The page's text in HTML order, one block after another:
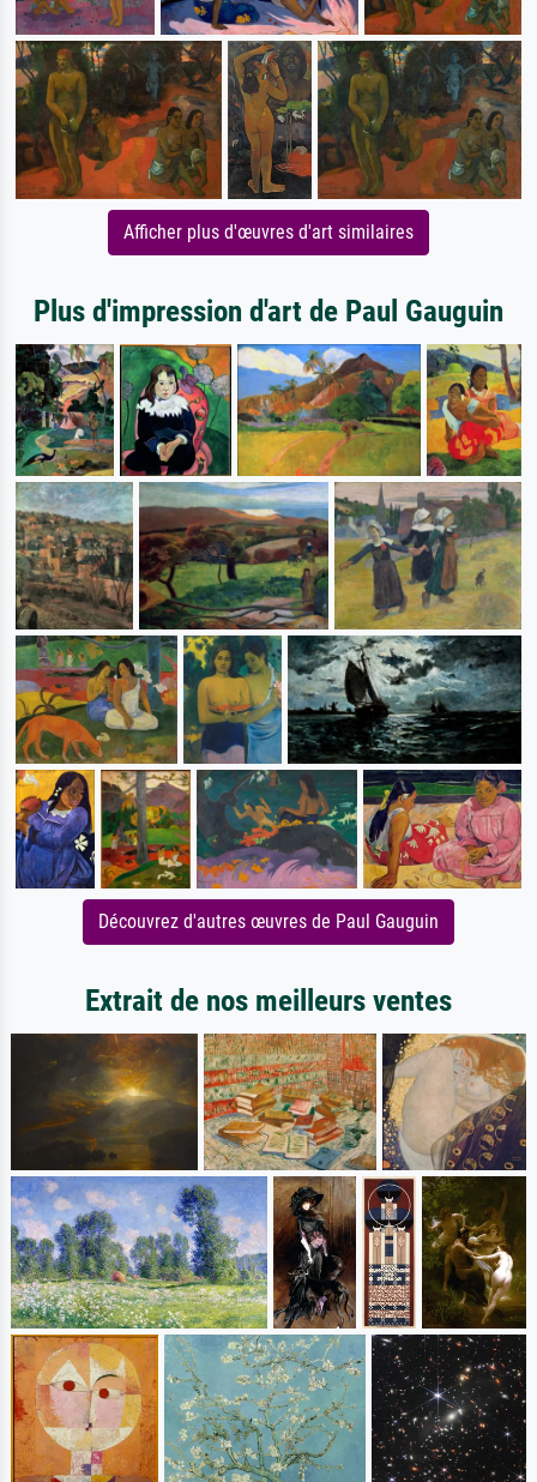
Afficher plus d'œuvres d'art similaires
Plus d'impression d'art de Paul Gauguin
Découvrez d'autres œuvres de Paul Gauguin
Extrait de nos meilleurs ventes